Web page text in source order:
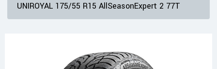
UNIROYAL 175/55 R15 AllSeasonExpert 2 77T